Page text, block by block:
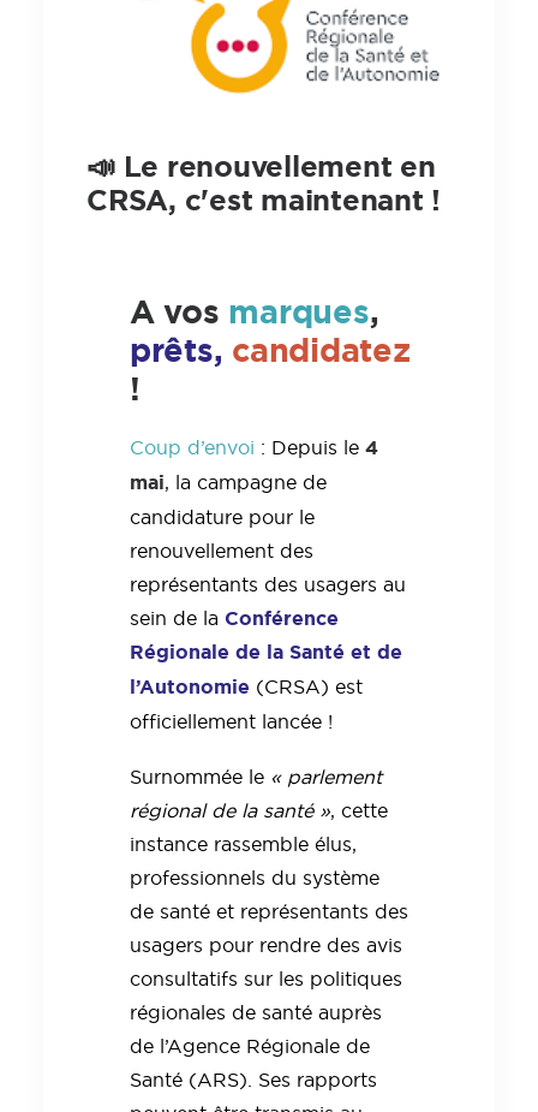
📣 Le renouvellement en
CRSA, c'est maintenant !
A vos marques,
prêts, candidatez
!
Coup d’envoi : Depuis le 4
mai, la campagne de
candidature pour le
renouvellement des
représentants des usagers au
sein de la Conférence
Régionale de la Santé et de
l’Autonomie (CRSA) est
officiellement lancée !
Surnommée le « parlement
régional de la santé », cette
instance rassemble élus,
professionnels du système
de santé et représentants des
usagers pour rendre des avis
consultatifs sur les politiques
régionales de santé auprès
de l’Agence Régionale de
Santé (ARS). Ses rapports